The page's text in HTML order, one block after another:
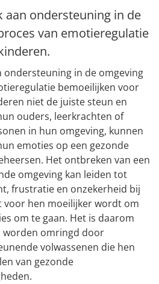
aan ondersteuning in de
van emotieregulatie
ondersteuning in de omgeving
bemoeilijken voor
niet de juiste steun en
ouders, leerkrachten of
in hun omgeving, kunnen
emoties op een gezonde
Het ontbreken van een
omgeving kan leiden tot
frustratie en onzekerheid bij
voor hen moeilijker wordt om
om te gaan. Het is daarom
worden omringd door
volwassenen die hen
van gezonde